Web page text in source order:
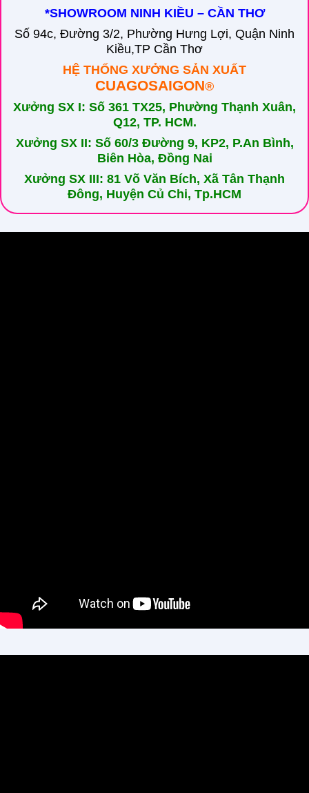
*SHOWROOM NINH KIỀU – CẦN THƠ
Số 94c, Đường 3/2, Phường Hưng Lợi, Quận Ninh
Kiều,TP Cần Thơ
HỆ THỐNG XƯỞNG SẢN XUẤT
CUAGOSAIGON®
Xưởng SX I: Số 361 TX25, Phường Thạnh Xuân,
Q12, TP. HCM.
Xưởng SX II: Số 60/3 Đường 9, KP2, P.An Bình,
Biên Hòa, Đồng Nai
Xưởng SX III: 81 Võ Văn Bích, Xã Tân Thạnh
Đông, Huyện Củ Chi, Tp.HCM